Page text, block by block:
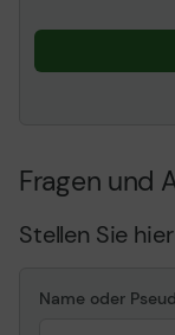
und
Mit
Fragen und
Stellen Sie
Name oder